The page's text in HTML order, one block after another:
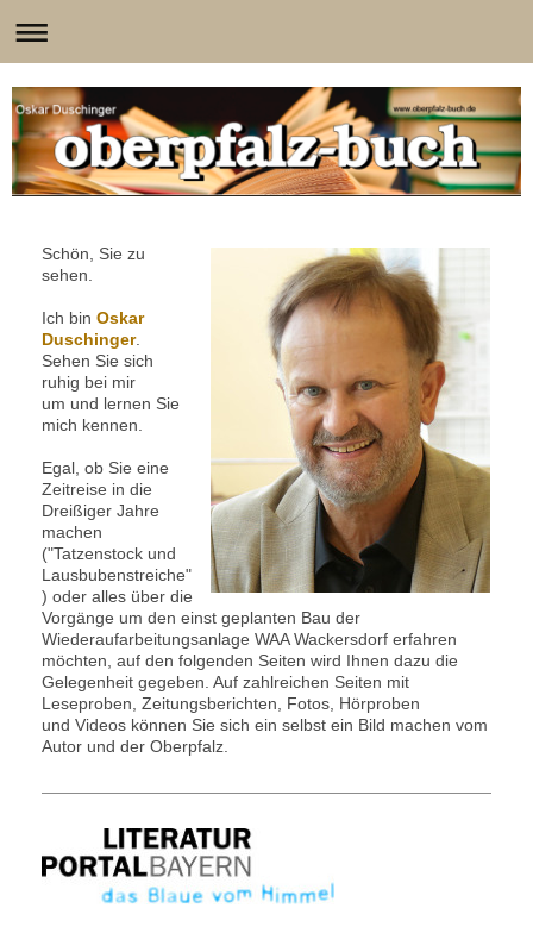
Schön, Sie zu
sehen.
Ich bin Oskar
Duschinger.
Sehen Sie sich
ruhig bei mir
um und lernen Sie
mich kennen.
Egal, ob Sie eine
Zeitreise in die
Dreißiger Jahre
machen
("Tatzenstock und
Lausbubenstreiche"
) oder alles über die
Vorgänge um den einst geplanten Bau der
Wiederaufarbeitungsanlage WAA Wackersdorf erfahren
möchten, auf den folgenden Seiten wird Ihnen dazu die
Gelegenheit gegeben. Auf zahlreichen Seiten mit
Leseproben, Zeitungsberichten, Fotos, Hörproben
und Videos können Sie sich ein selbst ein Bild machen vom
Autor und der Oberpfalz.